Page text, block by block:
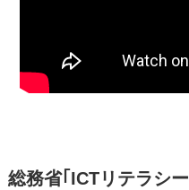
総務省｢ICTリテラシ